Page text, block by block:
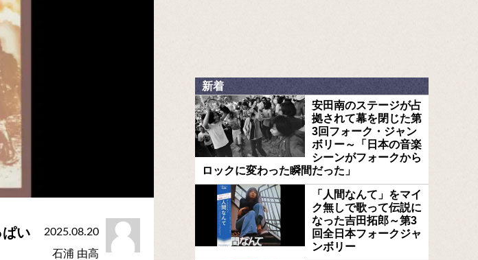
い
2025.08.20
石浦 由高
新着
安田南のステージが占
拠されて幕を閉じた第
3回フォーク・ジャン
ボリー～「日本の音楽
シーンがフォークから
ロックに変わった瞬間だった」
「人間なんて」をマイ
ク無しで歌って伝説に
なった吉田拓郎～第3
回全日本フォークジャ
ンボリー